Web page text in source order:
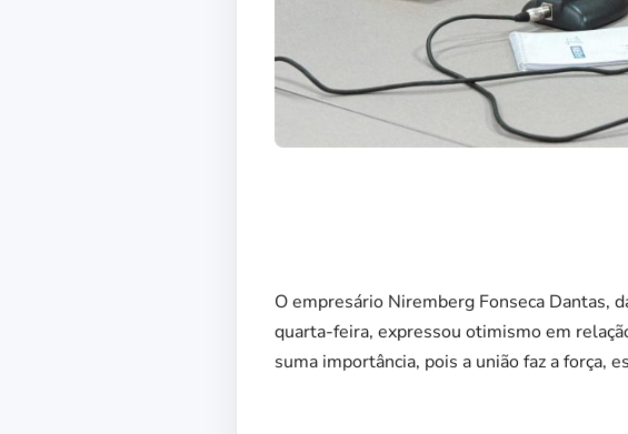
O empresário Niremberg Fonseca Dantas,
quarta-feira, expressou otimismo em
suma importância, pois a união faz a força,